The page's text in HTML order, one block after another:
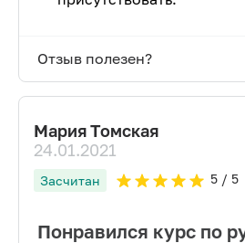
Отзыв полезен?
Мария Томская
24.01.2021
Засчитан 5/ 5
Понравился курс по